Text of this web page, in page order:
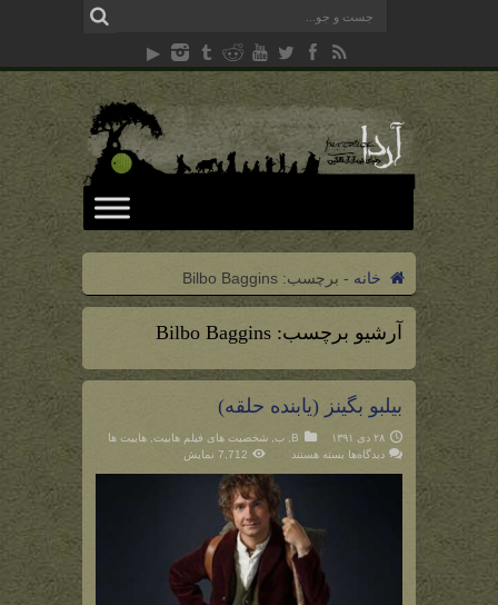
خانه - برچسب: Bilbo Baggins
آرشیو برچسب: Bilbo Baggins
بیلبو بگینز (یابنده حلقه)
۲۸ دی ۱۳۹۱ B ب شخصیت های فیلم هابیت هابیت ها
دیدگاه‌ها برای
بگینز
بسته هستند 7,712 نمایش